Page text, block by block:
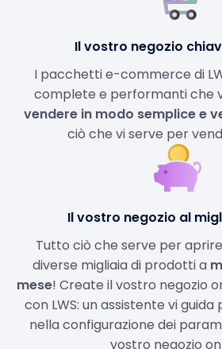
Il vostro negozio
I pacchetti e-commerce di
complete e performanti che
vendere in modo semplice e
ciò che vi serve per
Il vostro negozio al
Tutto ciò che serve per
diverse migliaia di prodotti a
mese! Create il vostro negozio
con LWS: un assistente vi
nella configurazione dei
vostro negozio